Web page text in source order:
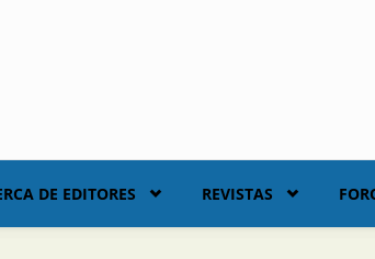
DE EDITORES REVISTAS